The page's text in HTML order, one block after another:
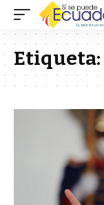
Etiqueta: